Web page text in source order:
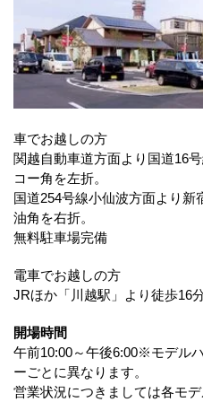
車でお越しの方
関越自動車道方面より国道16
コー角を左折。
国道254号線小仙波方面より
油角を右折。
無料駐車場完備
電車でお越しの方
JRほか「川越駅」より徒歩16分
開場時間
午前10:00～午後6:00※モデル
ーごとに異なります。
営業状況につきましては各モ